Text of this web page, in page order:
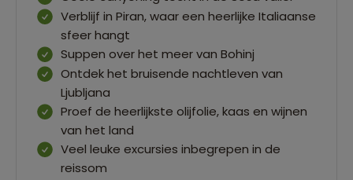
Verblijf in Piran, waar een heerlijke Italiaanse
sfeer hangt
Suppen over het meer van Bohinj
Ontdek het bruisende nachtleven van
Ljubljana
Proef de heerlijkste olijfolie, kaas en wijnen
van het land
Veel leuke excursies inbegrepen in de
reissom